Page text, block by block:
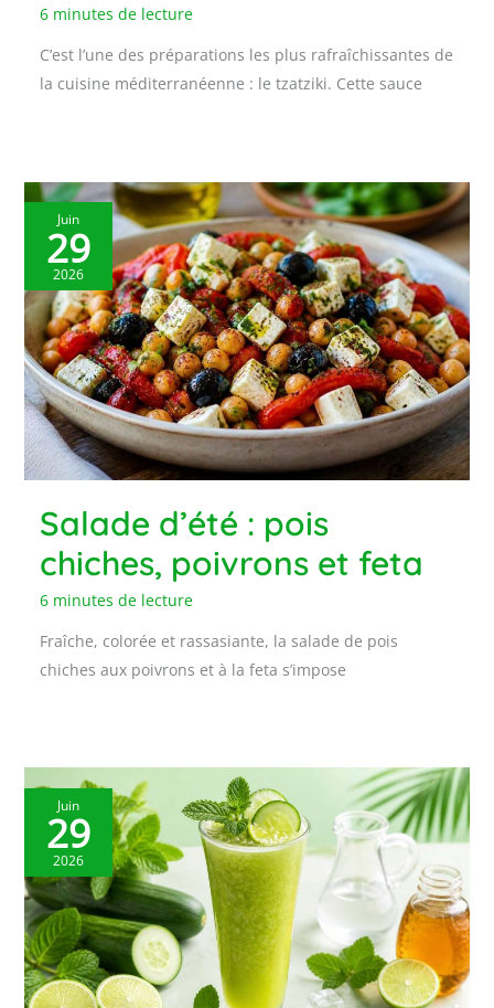
6 minutes de lecture
C’est l’une des préparations les plus rafraîchissantes de
la cuisine méditerranéenne : le tzatziki. Cette sauce
Juin
29
2026
Salade d’été : pois
chiches, poivrons et feta
6 minutes de lecture
Fraîche, colorée et rassasiante, la salade de pois
chiches aux poivrons et à la feta s’impose
Juin
29
2026